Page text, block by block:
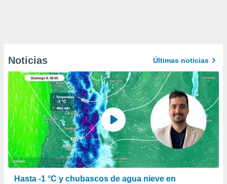
Noticias Últimas noticias
Hasta -1 °C y chubascos de agua nieve en